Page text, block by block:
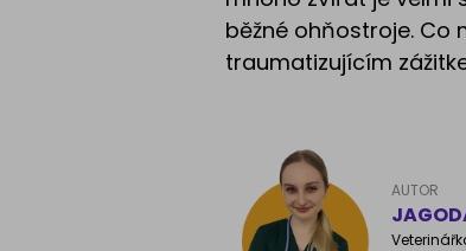
běžné ohňostroje. Co
traumatizujícím
AUTOR